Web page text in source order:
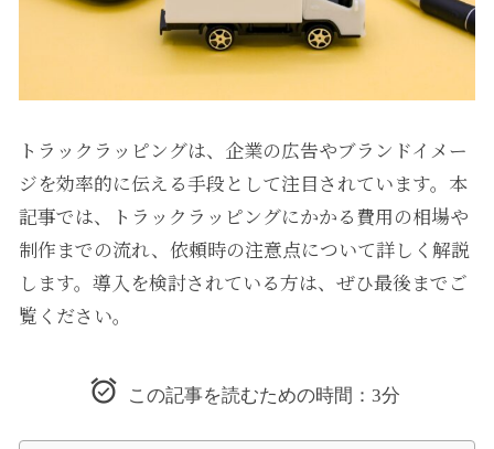
トラックラッピングは、企業の広告やブランドイメー
ジを効率的に伝える手段として注目されています。本
記事では、トラックラッピングにかかる費用の相場や
制作までの流れ、依頼時の注意点について詳しく解説
します。導入を検討されている方は、ぜひ最後までご
覧ください。
この記事を読むための時間：3分